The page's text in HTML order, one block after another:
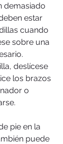
demasiado
estar
cuando
sobre una
deslícese
los brazos
o
pie en la
puede